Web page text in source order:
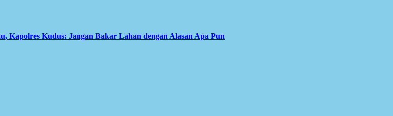
Kapolres Kudus: Jangan Bakar Lahan dengan Alasan Apa Pun